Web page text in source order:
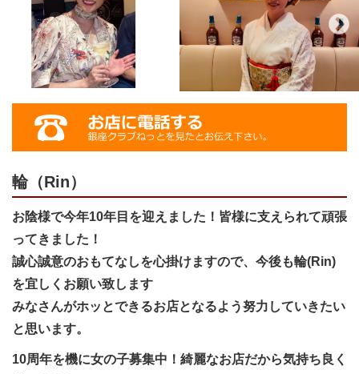
輪（Rin）
お陰様で今年10年目を迎えました！皆様に支えられて頑張
ってきました！
誠心誠意のおもてなしを心掛けますので、今後も輪(Rin)
を宜しくお願い致します
みなさんがホッとできるお店となるよう努力していきたい
と思います。
10周年を機に女の子募集中！綺麗なお店だから気持ち良く